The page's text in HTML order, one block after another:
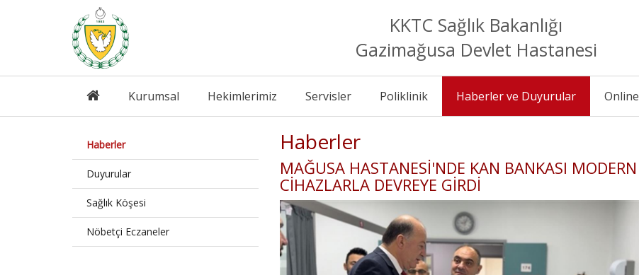
KKTC Sağlık Bakanlığı
Gazimağusa Devlet Hastanesi
Kurumsal Hekimlerimiz Servisler Poliklinik Haberler ve Duyurular Online
Haberler
Duyurular
Sağlık Köşesi
Nöbetçi Eczaneler
Haberler
MAĞUSA HASTANESİ'NDE KAN BANKASI MODERN
CİHAZLARLA DEVREYE GİRDİ